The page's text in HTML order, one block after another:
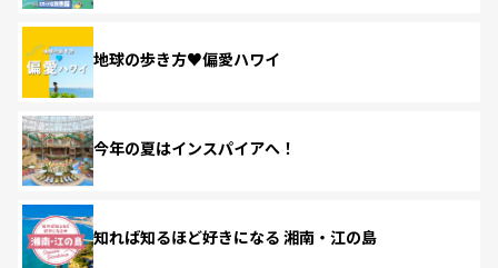
地球の歩き方♥偏愛ハワイ
今年の夏はインスパイアへ！
知れば知るほど好きになる 湘南・江の島